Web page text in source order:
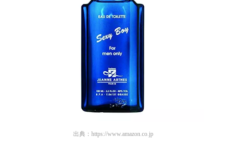
出典： https://www.amazon.co.jp